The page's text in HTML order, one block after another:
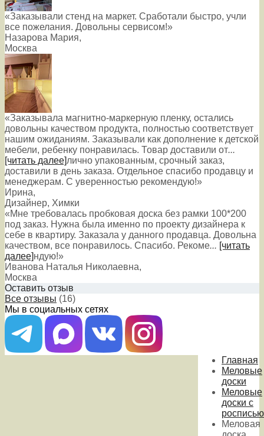
«Заказывали стенд на маркет. Сработали быстро, учли
все пожелания. Довольны сервисом!»
Назарова Мария,
Москва
«Заказывала магнитно-маркерную пленку, остались
довольны качеством продукта, полностью соответствует
нашим ожиданиям. Заказывали как дополнение к детской
мебели, ребенку понравилась. Товар доставили от...
[читать далее]лично упакованным, срочный заказ,
доставили в день заказа. Отдельное спасибо продавцу и
менеджерам. С уверенностью рекомендую!»
Ирина,
Дизайнер, Химки
«Мне требовалась пробковая доска без рамки 100*200
под заказ. Нужна была именно по проекту дизайнера к
себе в квартиру. Заказала у данного продавца. Довольна
качеством, все понравилось. Спасибо. Рекоме... [читать
далее]ндую!»
Иванова Наталья Николаевна,
Москва
Оставить отзыв
Все отзывы (16)
Мы в социальных сетях
Главная
Меловые
доски
Меловые
доски с
росписью
Меловая